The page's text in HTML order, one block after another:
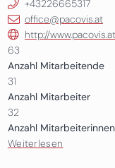
+43226665317
office@pacovis.at
http://www.pacovis.at
63
Anzahl Mitarbeitende
31
Anzahl Mitarbeiter
32
Anzahl Mitarbeiterinnen
Weiterlesen